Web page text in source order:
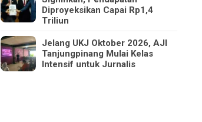
Diproyeksikan Capai Rp1,4
Triliun
Jelang UKJ Oktober 2026, AJI
Tanjungpinang Mulai Kelas
Intensif untuk Jurnalis